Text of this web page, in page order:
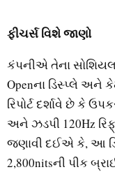
ફીચર્સ વિશે જાણો
કંપનીએ તેના સોશિયલ
Openના ડિસ્પ્લે અને
રિપોર્ટ દર્શાવે છે કે
અને ઝડપી 120Hz
જણાવી દઈએ કે, આ
2,800nitsની પીક